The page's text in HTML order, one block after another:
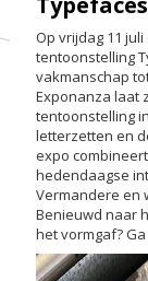
Op vrijdag 11
tentoonstelling
vakmanschap
Exponanza laat
tentoonstelling
letterzetten en
expo
hedendaagse
Vermandere en
Benieuwd naar
het vormgaf?